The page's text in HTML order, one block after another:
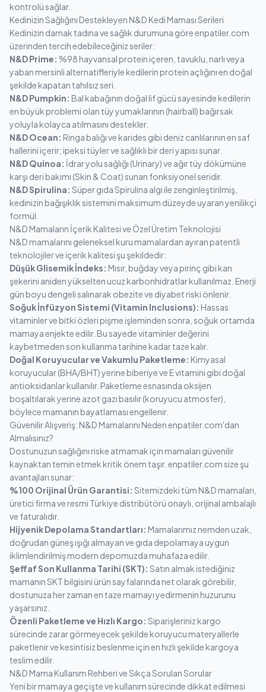
kontrolü sağlar.
Kedinizin Sağlığını Destekleyen N&D Kedi Maması Serileri
Kedinizin damak tadına ve sağlık durumuna göre enpatiler.com
üzerinden tercih edebileceğiniz seriler:
N&D Prime: %98 hayvansal protein içeren, tavuklu, narlı veya
yaban mersinli alternatifleriyle kedilerin protein açlığını en doğal
şekilde kapatan tahılsız seri.
N&D Pumpkin: Bal kabağının doğal lif gücü sayesinde kedilerin
en büyük problemi olan tüy yumaklarının (hairball) bağırsak
yoluyla kolayca atılmasını destekler.
N&D Ocean: Ringa balığı ve karides gibi deniz canlılarının en saf
hallerini içerir; ipeksi tüyler ve sağlıklı bir deri yapısı sunar.
N&D Quinoa: İdrar yolu sağlığı (Urinary) ve ağır tüy dökümüne
karşı deri bakımı (Skin & Coat) sunan fonksiyonel seridir.
N&D Spirulina: Süper gıda Spirulina algi ile zenginleştirilmiş,
kedinizin bağışıklık sistemini maksimum düzeyde uyaran yenilikçi
formül.
N&D Mamaların İçerik Kalitesi ve Özel Üretim Teknolojisi
N&D mamalarını geleneksel kuru mamalardan ayıran patentli
teknolojiler ve içerik kalitesi şu şekildedir:
Düşük Glisemik İndeks: Mısır, buğday veya pirinç gibi kan
şekerini aniden yükselten ucuz karbonhidratlar kullanılmaz. Enerji
gün boyu dengeli salınarak obezite ve diyabet riski önlenir.
Soğuk İnfüzyon Sistemi (Vitamin Inclusions): Hassas
vitaminler ve bitki özleri pişme işleminden sonra, soğuk ortamda
mamaya enjekte edilir. Bu sayede vitaminler değerini
kaybetmeden son kullanma tarihine kadar taze kalır.
Doğal Koruyucular ve Vakumlu Paketleme: Kimyasal
koruyucular (BHA/BHT) yerine biberiye ve E vitamini gibi doğal
antioksidanlar kullanılır. Paketleme esnasında oksijen
boşaltılarak yerine azot gazı basılır (koruyucu atmosfer),
böylece mamanın bayatlaması engellenir.
Güvenilir Alışveriş: N&D Mamalarını Neden enpatiler.com'dan
Almalısınız?
Dostunuzun sağlığını riske atmamak için mamaları güvenilir
kaynaktan temin etmek kritik önem taşır. enpatiler.com size şu
avantajları sunar:
%100 Orijinal Ürün Garantisi: Sitemizdeki tüm N&D mamaları,
üretici firma ve resmi Türkiye distribütörü onaylı, orijinal ambalajlı
ve faturalıdır.
Hijyenik Depolama Standartları: Mamalarımız nemden uzak,
doğrudan güneş ışığı almayan ve gıda depolamaya uygun
iklimlendirilmiş modern depomuzda muhafaza edilir.
Şeffaf Son Kullanma Tarihi (SKT): Satın almak istediğiniz
mamanın SKT bilgisini ürün sayfalarında net olarak görebilir,
dostunuza her zaman en taze mamayı yedirmenin huzurunu
yaşarsınız.
Özenli Paketleme ve Hızlı Kargo: Siparişleriniz kargo
sürecinde zarar görmeyecek şekilde koruyucu materyallerle
paketlenir ve kesintisiz beslenme için en hızlı şekilde kargoya
teslim edilir.
N&D Mama Kullanım Rehberi ve Sıkça Sorulan Sorular
Yeni bir mamaya geçişte ve kullanım sürecinde dikkat edilmesi